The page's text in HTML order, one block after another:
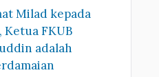
Milad kepada
Ketua FKUB
adalah